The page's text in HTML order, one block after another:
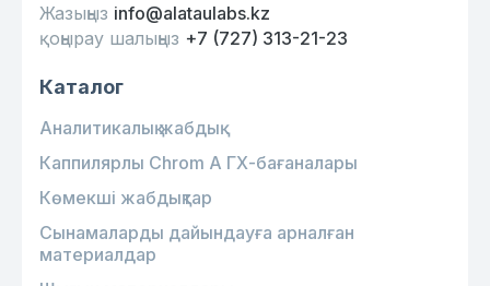
Жазыңыз info@alataulabs.kz
қоңырау шалыңыз +7 (727) 313-21-23
Каталог
Аналитикалық жабдық
Каппилярлы Chrom A ГХ-бағаналары
Көмекші жабдықтар
Сынамаларды дайындауға арналған
материалдар